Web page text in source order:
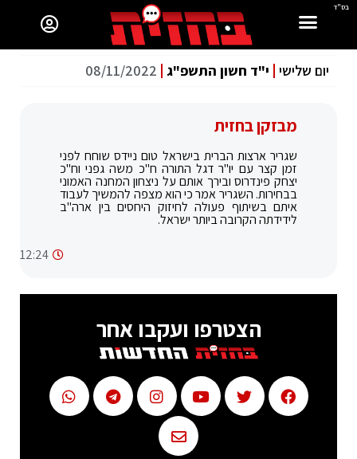
בס"ד
יום שלישי י"ד חשון התשפ"ג 08/11/2022
מבזקן בחזית
שגריר ארצות הברית בישראל טום ניידס שוחח לפני
זמן קצר עם יו"ר דגל התורה ח"כ משה גפני וח"כ
יצחק פינדרוס ובירך אותם על ניצחון המחנה האמוני
בבחירות. השגריר אמר כי הוא מצפה להמשיך לעבוד
איתם בשיתוף פעולה לחיזוק היחסים בין ארה"ב
לידידתה הקרובה ביותר ישראל.
12:24
הצטרפו ועקבו אחר